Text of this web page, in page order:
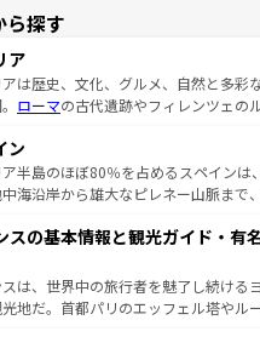
ら探す
ア
は歴史、文化、グルメ、自然と多彩
ローマの古代遺跡やフィレンツェの
スカーナの美しい田園風景やアマル
自然景観も見逃せない。観光の合間
スタなど、絶品のイタリア料理を堪
れるイタリアで、忘れられない旅を
着のイタリア情報は
ン
半島のほぼ80％を占めるスペインは
海沿岸から雄大なピレネー山脈まで
付くこの国では、情熱的なフラメン
、そして美味しいタパスが生活の一
マドリードの洗練された雰囲気や、
溢れた街角から、地方では古代ロー
スの基本情報と観光ガイド・有
は、世界中の旅行者を魅了し続ける
地だ。首都パリのエッフェル塔やル